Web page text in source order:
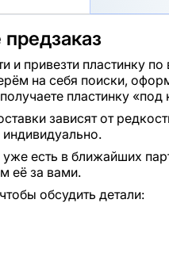
и привезти пластинку
на себя поиски,
пластинку «под
зависят от
уже есть в ближайших
её за вами.
обсудить детали: